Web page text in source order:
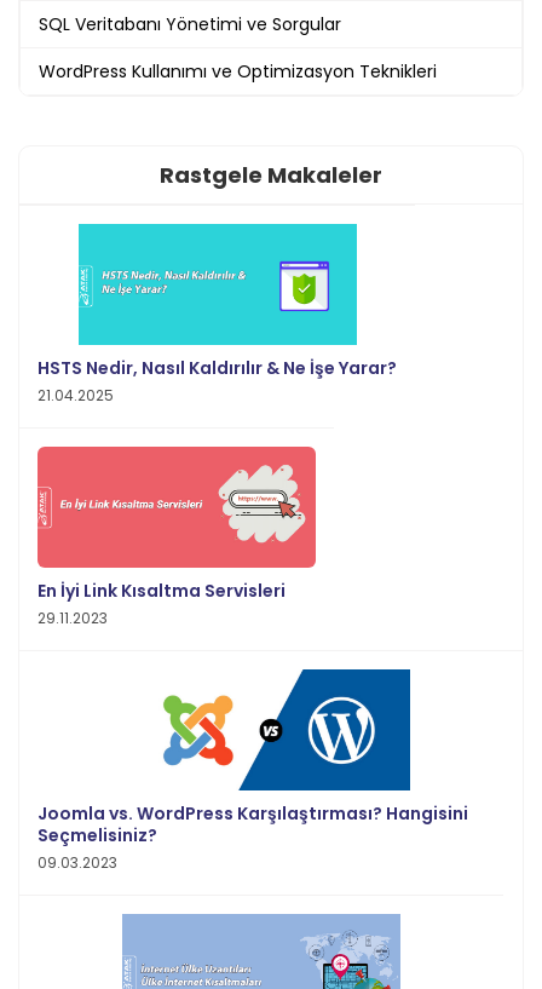
SQL Veritabanı Yönetimi ve Sorgular
WordPress Kullanımı ve Optimizasyon Teknikleri
Rastgele Makaleler
HSTS Nedir, Nasıl Kaldırılır & Ne İşe Yarar?
21.04.2025
En İyi Link Kısaltma Servisleri
29.11.2023
Joomla vs. WordPress Karşılaştırması? Hangisini
Seçmelisiniz?
09.03.2023